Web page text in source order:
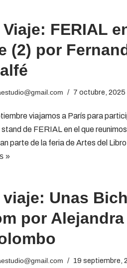
FERIAL
(2) por
7 octubre, 2025
viajamos a París para
stand de FERIAL en el que
parte de la feria de Artes del
»
Unas
por
19 septiembre,